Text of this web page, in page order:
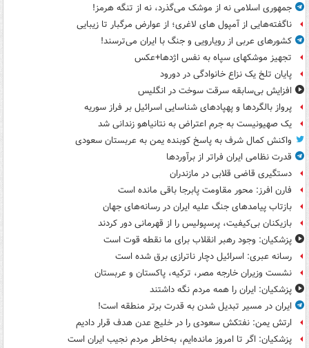
جمهوری اسلامی نه از موشک می‌گذرد، نه از تنگه هرمز!
ناگفته‌هایی از آمپول های لاغری؛ از عوارض مرگبار تا زیبایی
کشورهای عربی از رویارویی و جنگ با ایران می‌ترسند!
تجهیز موشکهای سپاه به نفس اژدها+عکس
پایان تلخ یک نزاع خانوادگی در دورود
افزایش بی‌سابقه سرقت سوخت در انگلیس
پرواز بالگردها و پهپادهای شناسایی اسرائیل بر فراز سوریه
یک صهیونیست به جرم اعتراض به نتانیاهو زندانی شد
واکنش کمال شرف به پاسخ کوبنده یمن به عربستان سعودی
قدرت نظامی ایران فراتر از برآوردها
دستگیری قاضی قلابی در مازندران
فارن افرز: محور مقاومت پابرجا باقی مانده است
بازتاب پیامدهای جنگ علیه ایران در رسانه‌های جهان
بازیکنان بی‌کیفیت، پرسپولیس را از قهرمانی دور کردند
پزشکیان: وجود رهبر انقلاب برای ما نقطه قوت است
رسانه عبری: اسرائیل دچار ناترازی برق شده است
نشست وزیران خارجه مصر، ترکیه، پاکستان و عربستان
پزشکیان: ایران را همه مردم نگه داشتند
ایران در مسیر تبدیل شدن به قدرت برتر منطقه است!
ارتش یمن: نفتکش سعودی را در خلیج عدن هدف قرار دادیم
پزشکیان: اگر تا امروز مانده‌ایم، به‌خاطر مردم نجیب ایران است